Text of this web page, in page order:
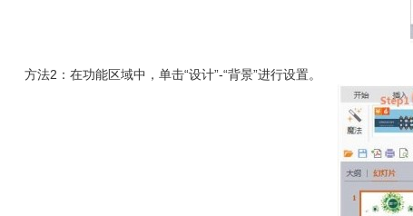
方法2：在功能区域中，单击“设计”-“背景”进行设置。